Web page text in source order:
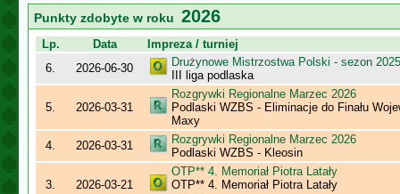
Punkty zdobyte w roku 2026
Lp. Data
Impreza / turniej
6.
2026-06-30
Drużynowe Mistrzostwa Polski - sezon
III liga podlaska
5. 2026-03-31
Rozgrywki Regionalne Marzec 2026
Podlaski WZBS - Eliminacje do Finału
Maxy
4.
2026-03-31
Rozgrywki Regionalne Marzec 2026
Podlaski WZBS - Kleosin
3. 2026-03-21
OTP** 4. Memoriał Piotra Latały
OTP** 4. Memoriał Piotra Latały